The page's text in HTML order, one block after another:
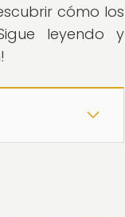
cómo los
leyendo y